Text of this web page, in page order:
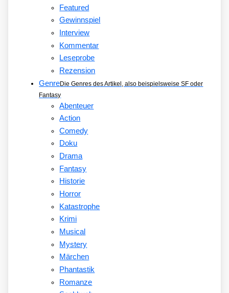
Featured
Gewinnspiel
Interview
Kommentar
Leseprobe
Rezension
GenreDie Genres des Artikel, also beispielsweise SF oder
Fantasy
Abenteuer
Action
Comedy
Doku
Drama
Fantasy
Historie
Horror
Katastrophe
Krimi
Musical
Mystery
Märchen
Phantastik
Romanze